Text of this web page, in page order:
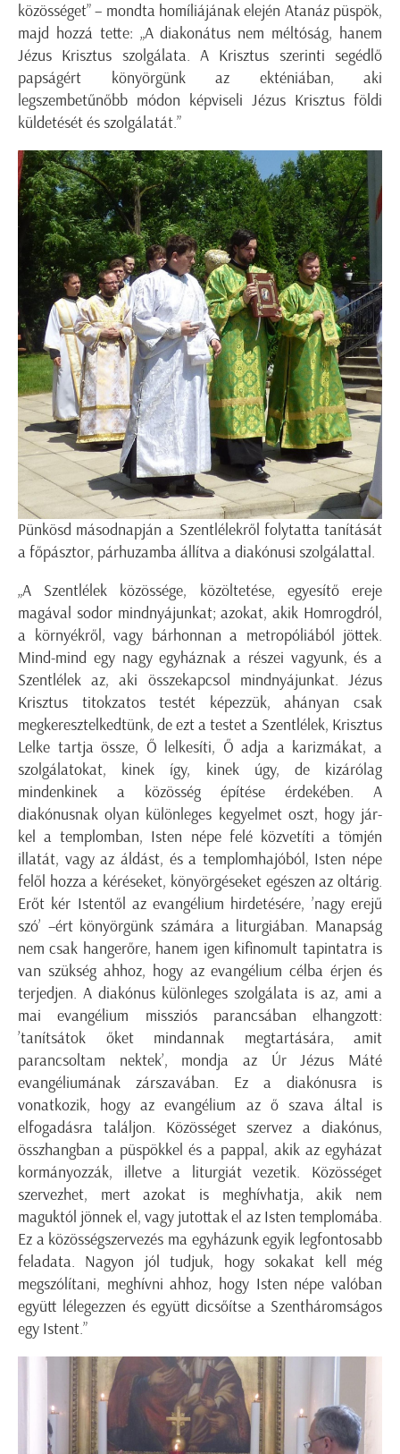
közösséget” – mondta homíliájának elején Atanáz püspök,
majd hozzá tette: „A diakonátus nem méltóság, hanem
Jézus Krisztus szolgálata. A Krisztus szerinti segédlő
papságért könyörgünk az ekténiában, aki
legszembetűnőbb módon képviseli Jézus Krisztus földi
küldetését és szolgálatát.”
Pünkösd másodnapján a Szentlélekről folytatta tanítását
a főpásztor, párhuzamba állítva a diakónusi szolgálattal.
„A Szentlélek közössége, közöltetése, egyesítő ereje
magával sodor mindnyájunkat; azokat, akik Homrogdról,
a környékről, vagy bárhonnan a metropóliából jöttek.
Mind-mind egy nagy egyháznak a részei vagyunk, és a
Szentlélek az, aki összekapcsol mindnyájunkat. Jézus
Krisztus titokzatos testét képezzük, ahányan csak
megkeresztelkedtünk, de ezt a testet a Szentlélek, Krisztus
Lelke tartja össze, Ő lelkesíti, Ő adja a karizmákat, a
szolgálatokat, kinek így, kinek úgy, de kizárólag
mindenkinek a közösség építése érdekében. A
diakónusnak olyan különleges kegyelmet oszt, hogy jár-
kel a templomban, Isten népe felé közvetíti a tömjén
illatát, vagy az áldást, és a templomhajóból, Isten népe
felől hozza a kéréseket, könyörgéseket egészen az oltárig.
Erőt kér Istentől az evangélium hirdetésére, ’nagy erejű
szó’ –ért könyörgünk számára a liturgiában. Manapság
nem csak hangerőre, hanem igen kifinomult tapintatra is
van szükség ahhoz, hogy az evangélium célba érjen és
terjedjen. A diakónus különleges szolgálata is az, ami a
mai evangélium missziós parancsában elhangzott:
’tanítsátok őket mindannak megtartására, amit
parancsoltam nektek’, mondja az Úr Jézus Máté
evangéliumának zárszavában. Ez a diakónusra is
vonatkozik, hogy az evangélium az ő szava által is
elfogadásra találjon. Közösséget szervez a diakónus,
összhangban a püspökkel és a pappal, akik az egyházat
kormányozzák, illetve a liturgiát vezetik. Közösséget
szervezhet, mert azokat is meghívhatja, akik nem
maguktól jönnek el, vagy jutottak el az Isten templomába.
Ez a közösségszervezés ma egyházunk egyik legfontosabb
feladata. Nagyon jól tudjuk, hogy sokakat kell még
megszólítani, meghívni ahhoz, hogy Isten népe valóban
együtt lélegezzen és együtt dicsőítse a Szentháromságos
egy Istent.”